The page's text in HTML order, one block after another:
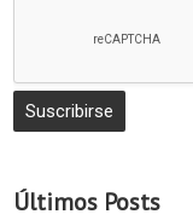
Últimos Posts